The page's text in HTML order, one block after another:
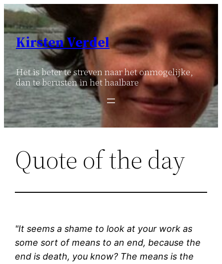
Ga
naar
inhoud
Kirsten Verdel
Het is beter te streven naar het onmogelijke,
dan te berusten in het haalbare
Quote of the day
"It seems a shame to look at your work as
some sort of means to an end, because the
end is death, you know? The means is the